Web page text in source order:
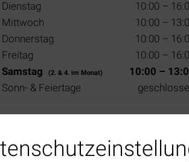
Dienstag
10:00 –
Mittwoch
10:00 –
Donnerstag
10:00 –
Freitag
10:00 –
Samstag
(2. & 4. im Monat)
10:00 –
Sonn- & Feiertage